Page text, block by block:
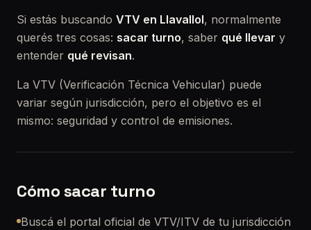
Si estás buscando VTV en Llavallol, normalmente
querés tres cosas: sacar turno, saber qué llevar y
entender qué revisan.
La VTV (Verificación Técnica Vehicular) puede
variar según jurisdicción, pero el objetivo es el
mismo: seguridad y control de emisiones.
Cómo sacar turno
Buscá el portal oficial de VTV/ITV de tu jurisdicción